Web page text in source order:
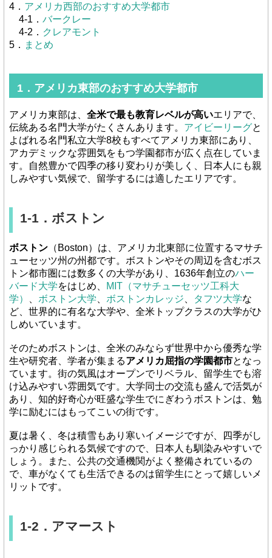
4． アメリカ西部のおすすめ大学都市
4-1． バークレー
4-2． クレアモント
5． まとめ
1．アメリカ東部のおすすめ大学都市
アメリカ東部は、 全米で最も教育レベルが高いエリアで、
伝統ある名門大学がたくさんあります。 アイビーリーグと
よばれる名門私立大学8校もすべてアメリカ東部にあり、
アカデミックな雰囲気をもつ学園都市が広く点在していま
す。自然豊かで四季の移り変わりが美しく、日本人にも親
しみやすい気候で、留学するには適したエリアです。
1-1．ボストン
ボストン （Boston）は、アメリカ北東部に位置するマサチ
ューセッツ州の州都です。ボストンやその周辺を含むボス
トン都市圏には数多くの大学があり、1636年創立のハー
バード大学をはじめ、
MIT（マサチューセッツ工科大
学）
、 ボストン大学、 ボストンカレッジ、 タフツ大学な
ど、世界的に有名な大学や、全米トップクラスの大学がひ
しめいています。
そのためボストンは、全米のみならず世界中から優秀な学
生や研究者、学者が集まるアメリカ屈指の学園都市となっ
ています。街の気風はオープンでリベラル、留学生でも溶
け込みやすい雰囲気です。大学同士の交流も盛んで活気が
あり、知的好奇心が旺盛な学生でにぎわうボストンは、勉
学に励むにはもってこいの街です。
夏は暑く、冬は積雪もあり寒いイメージですが、四季がし
っかり感じられる気候ですので、日本人も馴染みやすいで
しょう。また、公共の交通機関がよく整備されているの
で、車がなくても生活できるのは留学生にとって嬉しいメ
リットです。
1-2．アマースト